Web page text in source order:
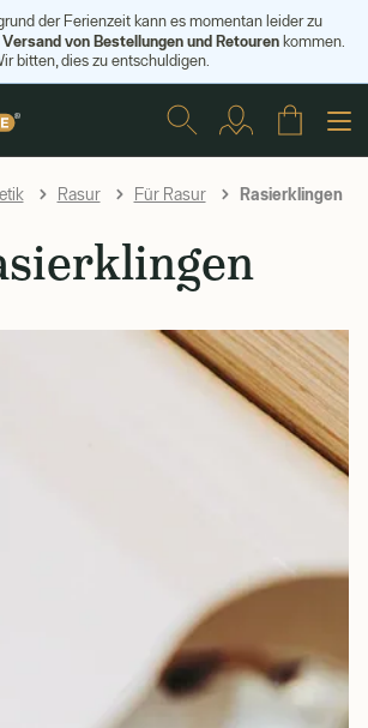
der Ferienzeit kann es momentan leider zu
von Bestellungen und Retourenkommen.
bitten, dies zu entschuldigen.
Rasur Für Rasur Rasierklingen